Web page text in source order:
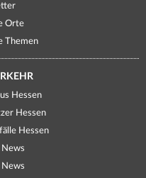
Orte
Themen
Hessen
Hessen
Hessen